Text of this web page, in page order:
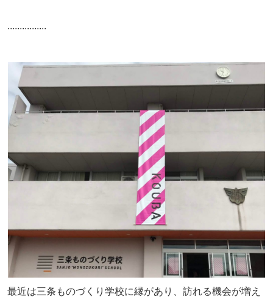
................
最近は三条ものづくり学校に縁があり、訪れる機会が増え